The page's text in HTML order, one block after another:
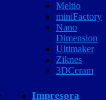
Meltio
miniFactory
Nano
Dimension
Ultimaker
Ziknes
3DCeram
Impresora